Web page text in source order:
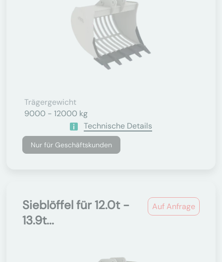
Trägergewicht
9000 - 12000 kg
Technische Details
Nur für Geschäftskunden
Auf Anfrage
Sieblöffel für 12.0t -
13.9t...